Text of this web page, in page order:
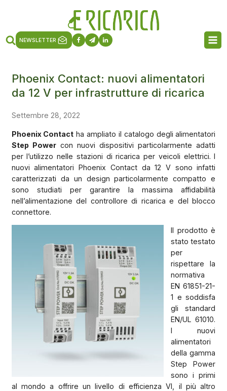
NEWSLETTER
Phoenix Contact: nuovi alimentatori
da 12 V per infrastrutture di ricarica
Settembre 28, 2022
Phoenix Contact ha ampliato il catalogo degli alimentatori
Step Powercon nuovi dispositivi particolarmente adatti
per l’utilizzo nelle stazioni di ricarica per veicoli elettrici. I
nuovi alimentatori Phoenix Contact da 12 V sono infatti
caratterizzati da un design particolarmente compatto e
sono studiati per garantire la massima affidabilità
nell’alimentazione del controllore di ricarica e del blocco
connettore.
Il prodotto è
stato testato
per
rispettare la
normativa
EN 61851-21-
1 e soddisfa
gli standard
EN/UL 61010.
I nuovi
alimentatori
della gamma
Step Power
sono i primi
al mondo a offrire un livello di efficienza VI, il più altro